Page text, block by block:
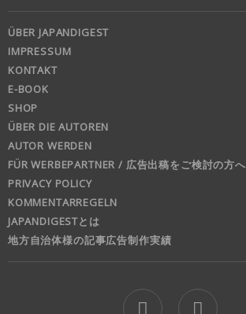
ÜBER JAPANDIGEST
IMPRESSUM
KONTAKT
E-BOOK
SHOP
ÜBER DIE AUTOREN
AUTOR WERDEN
FÜR WERBEPARTNER / 広告出稿をご検討の方へ
PRIVACY POLICY
KOMMENTARREGELN
JAPANDIGESTとは
地方自治体様の記事広告制作実績